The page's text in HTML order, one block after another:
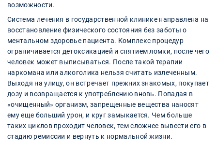
возможности.
Система лечения в государственной клинике направлена на
восстановление физического состояния без заботы о
ментальном здоровье пациента. Комплекс процедур
ограничивается детоксикацией и снятием ломки, после чего
человек может выписываться. После такой терапии
наркомана или алкоголика нельзя считать излеченным.
Выходя на улицу, он встречает прежних знакомых, покупает
дозу и возвращается к употреблению вновь. Попадая в
«очищенный» организм, запрещенные вещества наносят
ему еще больший урон, и круг замыкается. Чем больше
таких циклов проходит человек, тем сложнее вывести его в
стадию ремиссии и вернуть к нормальной жизни.